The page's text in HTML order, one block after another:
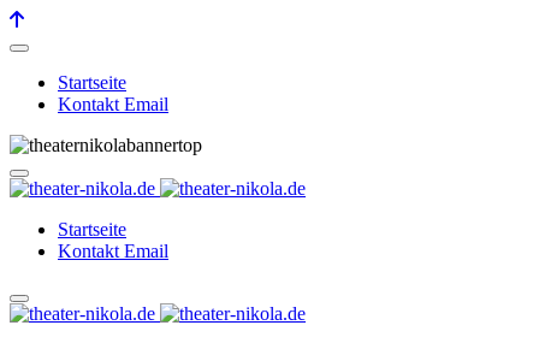
Startseite
Kontakt Email
Startseite
Kontakt Email